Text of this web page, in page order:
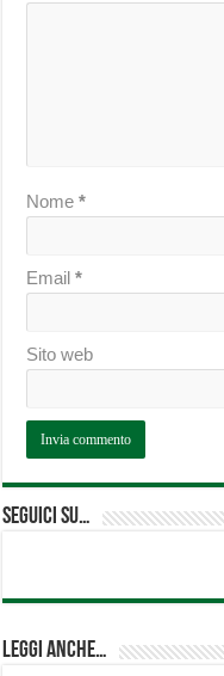
Nome*
Email*
Sito web
Seguici su…
Leggi anche…